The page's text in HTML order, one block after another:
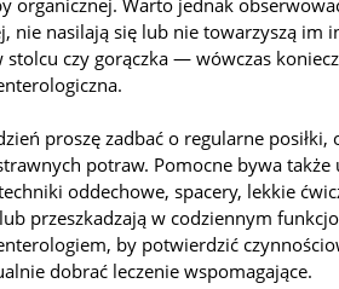
organicznej. Warto jednak
nie nasilają się lub nie towarzyszą im
stolcu czy gorączka — wówczas
proszę zadbać o regularne
potraw. Pomocne bywa
oddechowe, spacery, lekkie
przeszkadzają w codziennym
by potwierdzić
dobrać leczenie wspomagające.